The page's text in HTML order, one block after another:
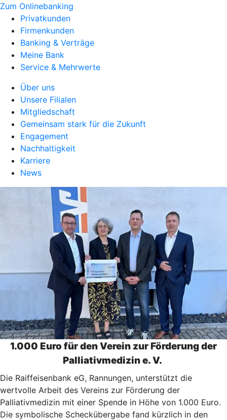
Zum Onlinebanking
Privatkunden
Firmenkunden
Banking & Verträge
Meine Bank
Service & Mehrwerte
Über uns
Unsere Filialen
Mitgliedschaft
Gemeinsam stark für die Zukunft
Engagement
Nachhaltigkeit
Karriere
News
1.000 Euro für den Verein zur Förderung der
Palliativmedizin e. V.
Die Raiffeisenbank eG, Rannungen, unterstützt die
wertvolle Arbeit des Vereins zur Förderung der
Palliativmedizin mit einer Spende in Höhe von 1.000 Euro.
Die symbolische Scheckübergabe fand kürzlich in den